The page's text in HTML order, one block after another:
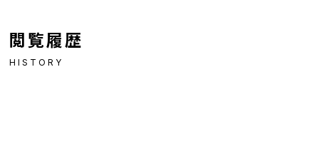
閲覧履歴
HISTORY